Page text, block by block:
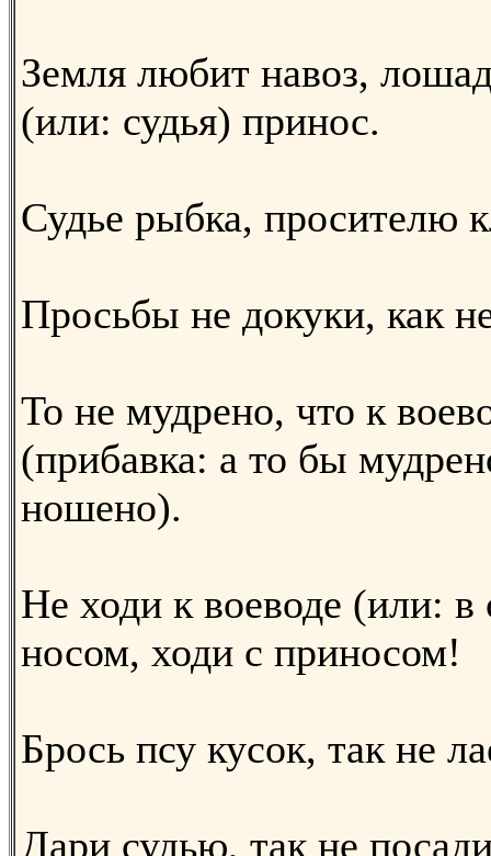
Земля любит навоз,
(или: судья) принос.
Судье рыбка, просителю
Просьбы не докуки, как
То не мудрено, что к
(прибавка: а то бы
ношено).
Не ходи к воеводе (или: в
носом, ходи с приносом!
Брось псу кусок, так не
Дари судью, так не